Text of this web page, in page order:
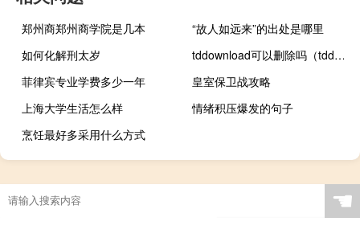
郑州商郑州商学院是几本
“故人如远来”的出处是哪里
如何化解刑太岁
tddownload可以删除吗（tddownload）
菲律宾专业学费多少一年
皇室保卫战攻略
上海大学生活怎么样
情绪积压爆发的句子
烹饪最好多采用什么方式
☚